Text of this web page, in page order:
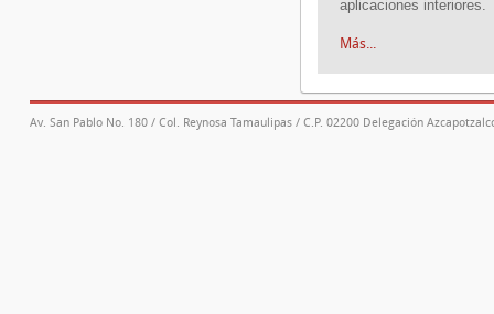
aplicaciones interiores.
Más...
Av. San Pablo No. 180 / Col. Reynosa Tamaulipas / C.P. 02200 Delegación